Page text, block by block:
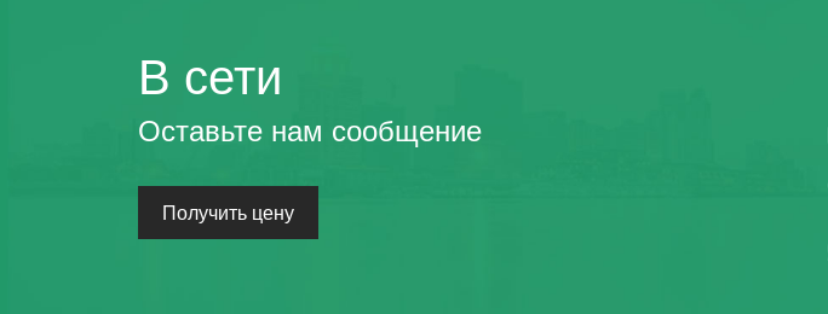
В сети
Оставьте нам сообщение
Получить цену